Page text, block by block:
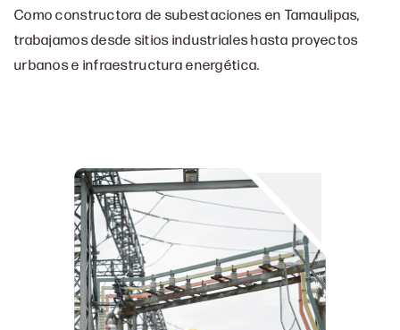
Como constructora de subestaciones en Tamaulipas,
trabajamos desde sitios industriales hasta proyectos
urbanos e infraestructura energética.